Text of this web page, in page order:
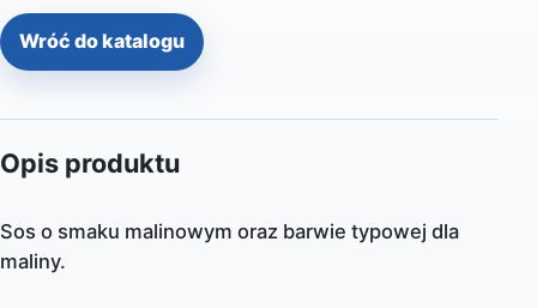
Wróć do katalogu
Opis produktu
Sos o smaku malinowym oraz barwie typowej dla
maliny.